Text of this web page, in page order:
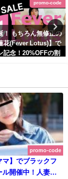
promo-code
！ もちろん無修正の
花(Fever Lotus)】で
記念！20%OFFの割
2025
promo-code
マ】でブラックフ
開催中！人妻・